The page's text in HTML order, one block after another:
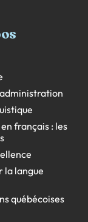
français : les
la langue
québécoises